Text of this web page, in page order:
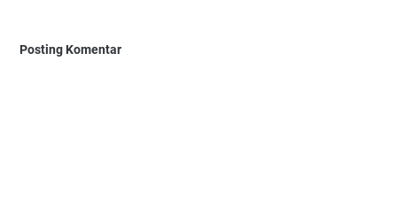
Posting Komentar